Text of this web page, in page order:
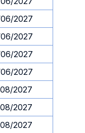
2027
2027
2027
2027
2027
2027
2027